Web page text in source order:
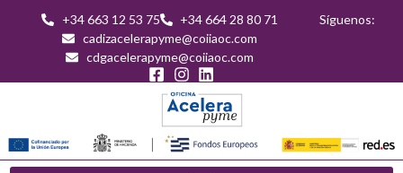
+34 663 12 53 75
+34 664 28 80 71
cadizacelerapyme@coiiaoc.com
cdgacelerapyme@coiiaoc.com
Síguenos: